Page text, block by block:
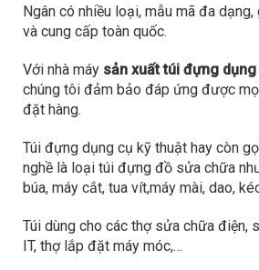
Ngân có nhiều loại, mẫu mã đa dạng,
và cung cấp toàn quốc.
Với nhà máy sản xuất túi đựng
chúng tôi đảm bảo đáp ứng được
đặt hàng.
Túi đựng dụng cụ kỹ thuật hay còn
nghề là loại túi đựng đồ sửa chữa
búa, máy cắt, tua vít,máy mài, dao,
Túi dùng cho các thợ sửa chữa điện,
IT, thợ lắp đặt máy móc,…